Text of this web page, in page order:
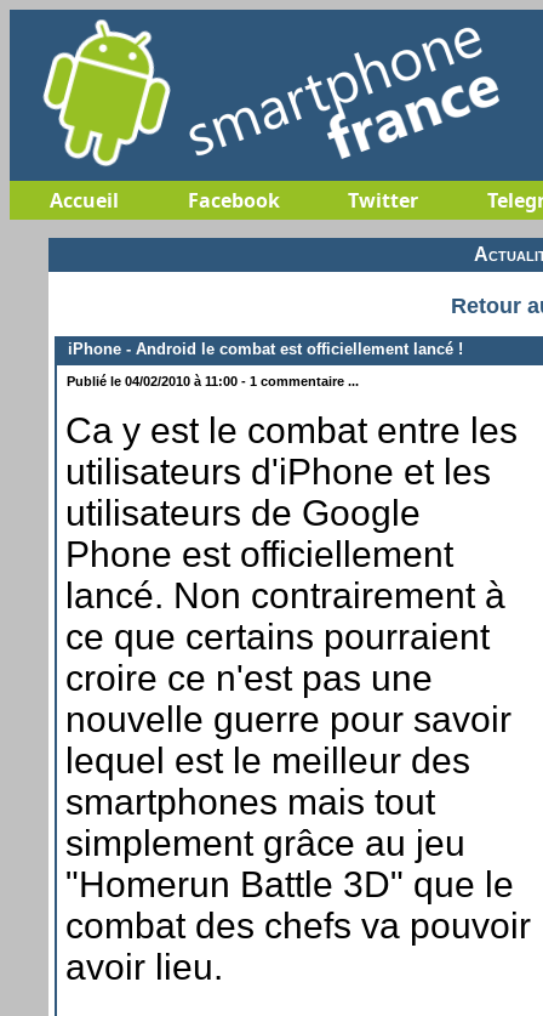
Accueil Facebook Twitter
Retour
iPhone - Android le combat est officiellement lancé !
Publié le 04/02/2010 à 11:00 - 1 commentaire ...
Ca y est le combat entre les
utilisateurs d'iPhone et les
utilisateurs de Google
Phone est officiellement
lancé. Non contrairement à
ce que certains pourraient
croire ce n'est pas une
nouvelle guerre pour savoir
lequel est le meilleur des
smartphones mais tout
simplement grâce au jeu
"Homerun Battle 3D" que le
combat des chefs va pouvoir
avoir lieu.